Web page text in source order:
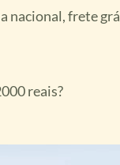
nacional, frete
reais?